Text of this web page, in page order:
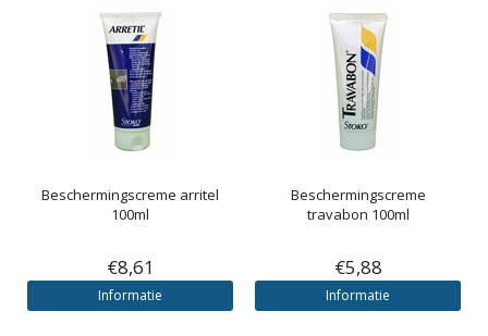
Beschermingscreme arritel
100ml
€8,61
Informatie
Beschermingscreme
travabon 100ml
€5,88
Informatie